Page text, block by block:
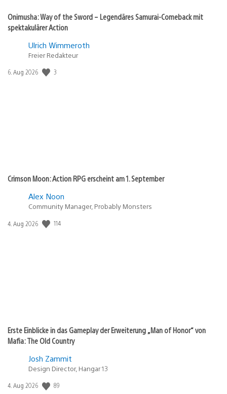
Onimusha: Way of the Sword – Legendäres Samurai-Comeback mit
spektakulärer Action
Ulrich Wimmeroth
Freier Redakteur
Veröffentlichungsdatum:
6. Aug 2026 3
Crimson Moon: Action RPG erscheint am 1. September
Alex Noon
Community Manager, Probably Monsters
Veröffentlichungsdatum:
4. Aug 2026 114
Erste Einblicke in das Gameplay der Erweiterung „Man of Honor“ von
Mafia: The Old Country
Josh Zammit
Design Director, Hangar 13
Veröffentlichungsdatum:
4. Aug 2026 89